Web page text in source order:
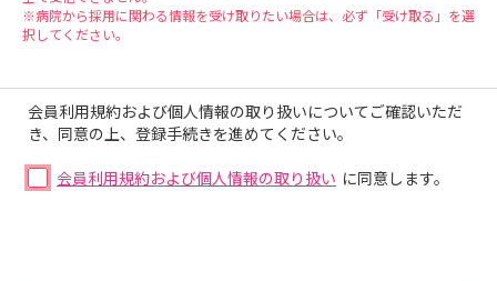
※病院から採用に関わる情報を受け取りたい場合は、必ず「受け取る」を選
択してください。
会員利用規約および個人情報の取り扱いについてご確認いただ
き、同意の上、登録手続きを進めてください。
会員利用規約および個人情報の取り扱い に同意します。